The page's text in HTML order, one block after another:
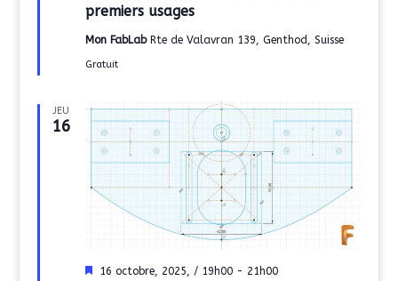
premiers usages
Mon FabLab Rte de Valavran 139, Genthod, Suisse
Gratuit
JEU
16
Mis
16 octobre, 2025, / 19h00- 21h00